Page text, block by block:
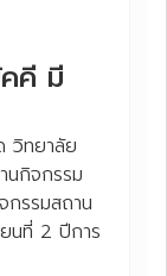
คี มี
วิทยาลัย
นกิจกรรม
กรรมสถาน
นที่ 2 ปีการ